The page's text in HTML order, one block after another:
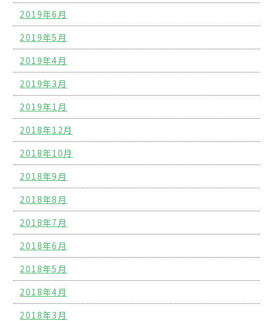
2019年6月
2019年5月
2019年4月
2019年3月
2019年1月
2018年12月
2018年10月
2018年9月
2018年8月
2018年7月
2018年6月
2018年5月
2018年4月
2018年3月